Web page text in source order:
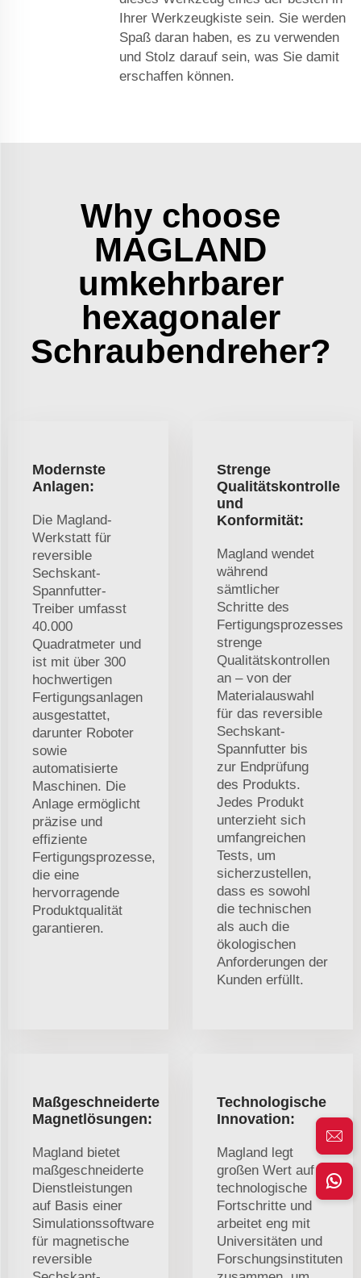
Ihrer Werkzeugkiste sein. Sie werden
Spaß daran haben, es zu verwenden
und Stolz darauf sein, was Sie damit
erschaffen können.
Why choose
MAGLAND
umkehrbarer
hexagonaler
Schraubendreher?
Modernste
Anlagen:
Die Magland-
Werkstatt für
reversible
Sechskant-
Spannfutter-
Treiber umfasst
40.000
Quadratmeter und
ist mit über 300
hochwertigen
Fertigungsanlagen
ausgestattet,
darunter Roboter
sowie
automatisierte
Maschinen. Die
Anlage ermöglicht
präzise und
effiziente
Fertigungsprozesse,
die eine
hervorragende
Produktqualität
garantieren.
Strenge
Qualitätskontrolle
und
Konformität:
Magland wendet
während
sämtlicher
Schritte des
Fertigungsprozesses
strenge
Qualitätskontrollen
an – von der
Materialauswahl
für das reversible
Sechskant-
Spannfutter bis
zur Endprüfung
des Produkts.
Jedes Produkt
unterzieht sich
umfangreichen
Tests, um
sicherzustellen,
dass es sowohl
die technischen
als auch die
ökologischen
Anforderungen der
Kunden erfüllt.
Maßgeschneiderte
Magnetlösungen:
Magland bietet
maßgeschneiderte
Dienstleistungen
auf Basis einer
Simulationssoftware
für magnetische
reversible
Technologische
Innovation:
Magland legt
großen Wert auf
technologische
Fortschritte und
arbeitet eng mit
Universitäten und
Forschungsinstituten